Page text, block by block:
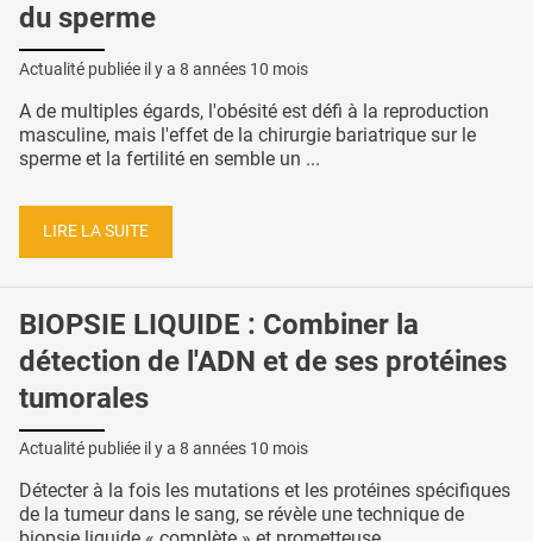
du sperme
Actualité publiée il y a 8 années 10 mois
A de multiples égards, l'obésité est défi à la reproduction
masculine, mais l'effet de la chirurgie bariatrique sur le
sperme et la fertilité en semble un ...
LIRE LA SUITE
BIOPSIE LIQUIDE : Combiner la
détection de l'ADN et de ses protéines
tumorales
Actualité publiée il y a 8 années 10 mois
Détecter à la fois les mutations et les protéines spécifiques
de la tumeur dans le sang, se révèle une technique de